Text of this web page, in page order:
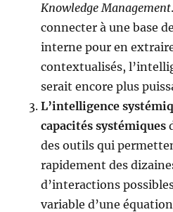
Knowledge Management
connecter à une base
interne pour en
contextualisés,
serait encore plus
L’intelligence
capacités systémiques
des outils qui
rapidement des
d’interactions
variable d’une